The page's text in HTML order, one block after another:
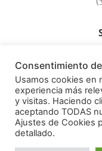
© Todos los
Consentimiento
Usamos cookies en
experiencia más
y visitas. Haciendo
aceptando TODAS
Ajustes de Cookies
detallado.